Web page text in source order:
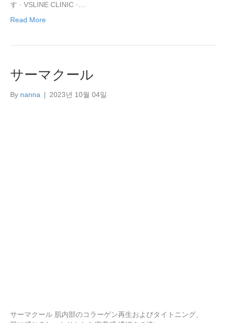
す · VSLINE CLINIC ·…
Read More
サーマクール
By nanna | 2023년 10월 04일
サーマクール 肌内部のコラーゲン再生およびタイトニング、